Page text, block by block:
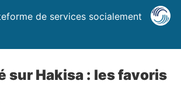
de services socialement
sur Hakisa : les favoris